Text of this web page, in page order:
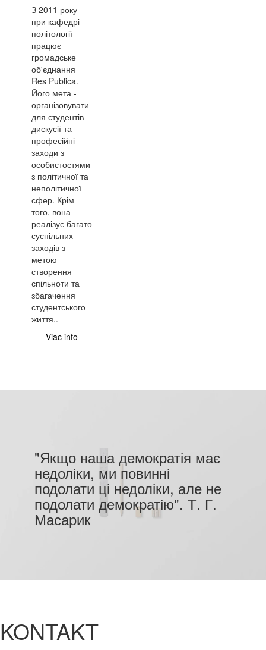
З 2011 року
при кафедрі
політології
працює
громадське
об'єднання
Res Publica.
Його мета -
організовувати
для студентів
дискусії та
професійні
заходи з
особистостями
з політичної та
неполітичної
сфер. Крім
того, вона
реалізує багато
суспільних
заходів з
метою
створення
спільноти та
збагачення
студентського
життя..
Viac info
"Якщо наша демократія має
недоліки, ми повинні
подолати ці недоліки, але не
подолати демократію". Т. Г.
Масарик
KONTAKT